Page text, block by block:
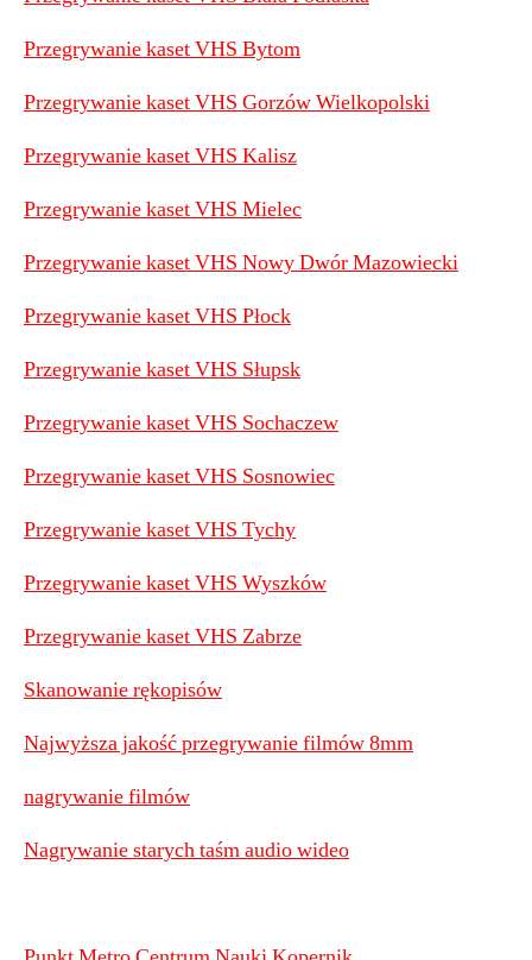
Przegrywanie kaset VHS Bytom
Przegrywanie kaset VHS Gorzów Wielkopolski
Przegrywanie kaset VHS Kalisz
Przegrywanie kaset VHS Mielec
Przegrywanie kaset VHS Nowy Dwór Mazowiecki
Przegrywanie kaset VHS Płock
Przegrywanie kaset VHS Słupsk
Przegrywanie kaset VHS Sochaczew
Przegrywanie kaset VHS Sosnowiec
Przegrywanie kaset VHS Tychy
Przegrywanie kaset VHS Wyszków
Przegrywanie kaset VHS Zabrze
Skanowanie rękopisów
Najwyższa jakość przegrywanie filmów 8mm
nagrywanie filmów
Nagrywanie starych taśm audio wideo